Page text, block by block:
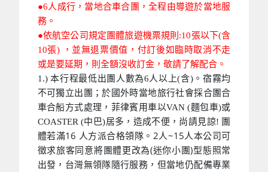
●6人成行，當地合車合團，全程由導遊於當地服
務。
●依航空公司規定團體旅遊機票規則:10張以下(含
10張) ，並無退票價值，付訂後如臨時取消不走
或是要延期，則全額沒收訂金，敬請了解配合。
1.) 本行程最低出團人數為6人以上(含)。宿霧均
不可獨立出團；於國外時當地旅行社會採合團合
車合船方式處理，菲律賓用車以VAN (麵包車)或
COASTER (中巴)居多，造成不便，尚請見諒! 團
體若滿16 人方派合格領隊。2人~15人本公司可
徵求旅客同意將團體更改為(迷你小團)型態照常
出發，台灣無領隊隨行服務，但當地仍配備專業